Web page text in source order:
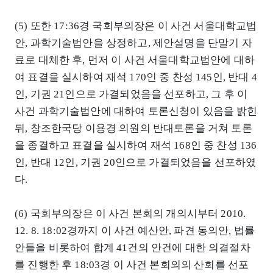
(5) 또한 17:36경 국회부의장은 이 사건 서울대학교법
안, 과학기술법안을 상정하고, 제안설명을 단말기 자
료로 대체한 후, 먼저 이 사건 서울대학교법안에 대하
여 표결을 실시하여 재석 170인 중 찬성 145인, 반대 4
인, 기권 21인으로 가결되었음을 선포하고, 그 후 이
사건 과학기술법안에 대하여 토론신청이 있음을 밝힌
뒤, 창조한국당 이용경 의원의 반대토론을 거쳐 토론
을 종결하고 표결을 실시하여 재석 168인 중 찬성 136
인, 반대 12인, 기권 20인으로 가결되었음을 선포하였
다.
(6) 국회부의장은 이 사건 본회의 개의시부터 2010.
12. 8. 18:02경까지 이 사건 예산안, 파견 동의안, 법률
안들을 비롯하여 합계 41건의 안건에 대한 의결절차
를 진행한 후 18:03경 이 사건 본회의의 산회를 선포